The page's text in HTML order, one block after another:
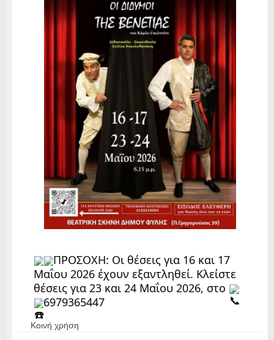
ΠΡΟΣΟΧΗ: Οι θέσεις για 16 και 17
Μαΐου 2026 έχουν εξαντληθεί. Κλείστε
θέσεις για 23 και 24 Μαΐου 2026, στο
6979365447
Κοινή χρήση